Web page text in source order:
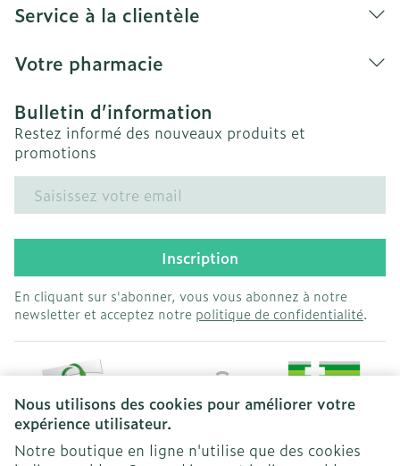
Nous utilisons des cookies pour améliorer votre
expérience utilisateur.
Notre boutique en ligne n'utilise que des cookies
Service à la clientèle
Votre pharmacie
Bulletin d’information
Restez informé des nouveaux produits et
promotions
Adresse mail
Inscription
En cliquant sur s'abonner, vous vous abonnez à notre
newsletter et acceptez notre politique de confidentialité.